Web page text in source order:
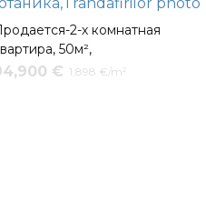
2-х комнатная
50м²,
€ 1,898 €/m²